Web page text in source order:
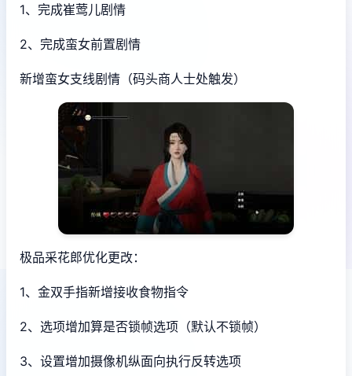
1、完成崔莺儿剧情
2、完成蛮女前置剧情
新增蛮女支线剧情（码头商人士处触发）
极品采花郎优化更改：
1、金双手指新增接收食物指令
2、选项增加算是否锁帧选项（默认不锁帧）
3、设置增加摄像机纵面向执行反转选项